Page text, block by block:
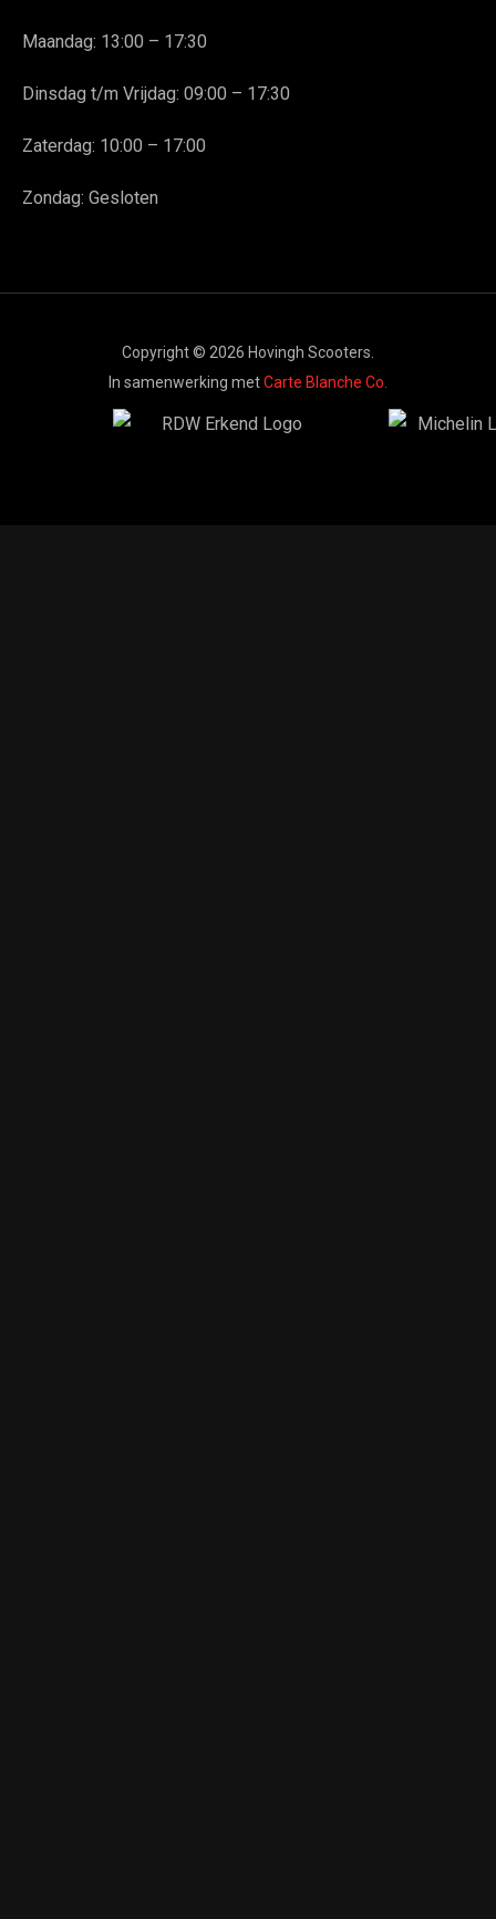
Maandag: 13:00 – 17:30
Dinsdag t/m Vrijdag: 09:00 – 17:30
Zaterdag: 10:00 – 17:00
Zondag: Gesloten
Copyright © 2026 Hovingh Scooters.
In samenwerking metCarte Blanche Co.